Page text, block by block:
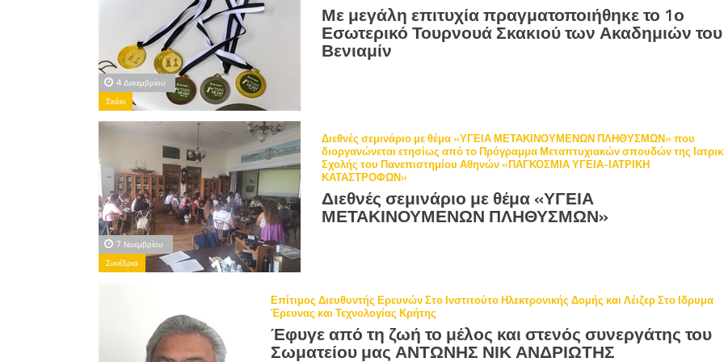
4 Δεκεμβρίου
Σκάκι
Με μεγάλη επιτυχία πραγματοποιήθηκε το 1ο
Εσωτερικό Τουρνουά Σκακιού των Ακαδημιών του
Βενιαμίν
7 Νοεμβρίου
Συνέδρια
Διεθνές σεμινάριο με θέμα «ΥΓΕΙΑ ΜΕΤΑΚΙΝΟΥΜΕΝΩΝ ΠΛΗΘΥΣΜΩΝ» που
διοργανώνεται ετησίως από το Πρόγραμμα Μεταπτυχιακών σπουδών της
Σχολής του Πανεπιστημίου Αθηνών «ΠΑΓΚΟΣΜΙΑ ΥΓΕΙΑ-ΙΑΤΡΙΚΗ
ΚΑΤΑΣΤΡΟΦΩΝ»
Διεθνές σεμινάριο με θέμα «ΥΓΕΙΑ
ΜΕΤΑΚΙΝΟΥΜΕΝΩΝ ΠΛΗΘΥΣΜΩΝ»
Επίτιμος Διευθυντής Ερευνών Στο Ινστιτούτο Ηλεκτρονικής Δομής και Λέιζερ Στο Ιδρυμα
Έρευνας και Τεχνολογίας Κρήτης
Έφυγε από τη ζωή το μέλος και στενός συνεργάτης του
Σωματείου μας ΑΝΤΩΝΗΣ ΝΙΚ ΑΝΔΡΙΩΤΗΣ